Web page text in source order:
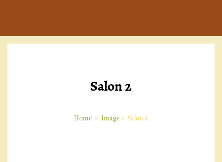
Salon 2
Home > Image> Salon 2